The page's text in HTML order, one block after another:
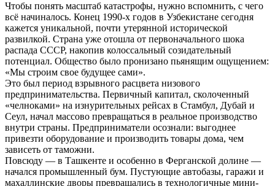
Чтобы понять масштаб катастрофы, нужно вспомнить, с чего
всё начиналось. Конец 1990-х годов в Узбекистане сегодня
кажется уникальной, почти утерянной исторической
развилкой. Страна уже отошла от первоначального шока
распада СССР, накопив колоссальный созидательный
потенциал. Общество было пронизано пьянящим ощущением:
«Мы строим свое будущее сами».
Это был период взрывного расцвета низового
предпринимательства. Первичный капитал, сколоченный
«челноками» на изнурительных рейсах в Стамбул, Дубай и
Сеул, начал массово превращаться в реальное производство
внутри страны. Предприниматели осознали: выгоднее
привезти оборудование и производить товары дома, чем
зависеть от таможни.
Повсюду — в Ташкенте и особенно в Ферганской долине —
начался промышленный бум. Пустующие автобазы, гаражи и
махаллинские дворы превращались в технологичные мини-